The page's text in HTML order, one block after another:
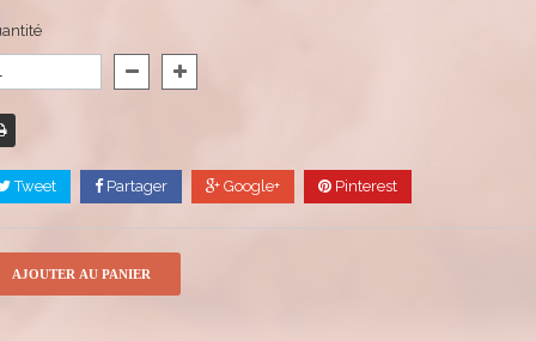
Tweet Partager Google+ Pinterest
AJOUTER AU PANIER